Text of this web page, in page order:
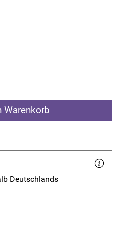
Warenkorb
Deutschlands